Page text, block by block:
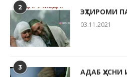
2 ЭҲТИРОМИ
03.11.2021
3 АДАБ ҲУСНИ